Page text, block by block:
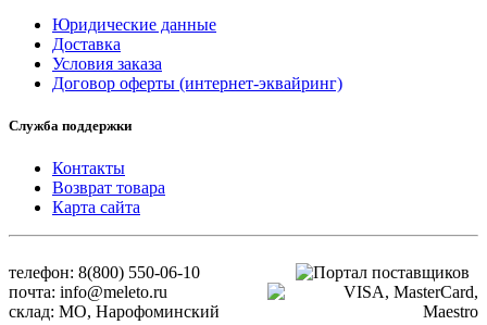
Юридические данные
Доставка
Условия заказа
Договор оферты (интернет-эквайринг)
Служба поддержки
Контакты
Возврат товара
Карта сайта
телефон: 8(800) 550-06-10
почта: info@meleto.ru
склад: МО, Нарофоминский